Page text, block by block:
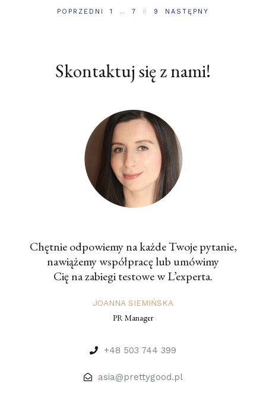
POPRZEDNI 1 … 7 8 9 NASTĘPNY
Skontaktuj się z nami!
Chętnie odpowiemy na każde Twoje pytanie,
nawiążemy współpracę lub umówimy
Cię na zabiegi testowe w L’experta.
JOANNA SIEMIŃSKA
PR Manager
+48 503 744 399
asia@prettygood.pl